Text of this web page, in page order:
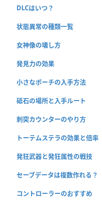
DLCはいつ？
状態異常の種類一覧
女神像の壊し方
発見力の効果
小さなポーチの入手方法
砥石の場所と入手ルート
刺突カウンターのやり方
トーテムステラの効果と倍率
発狂武器と発狂属性の戦技
セーブデータは複数作れる？
コントローラーのおすすめ